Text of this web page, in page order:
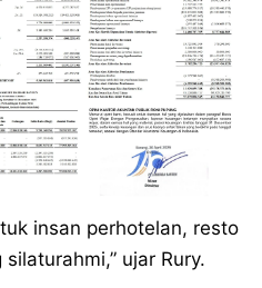
insan perhotelan, resto
ujar Rury.